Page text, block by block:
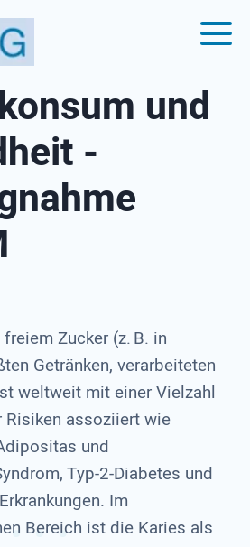
und
-
Zucker (z. B. in
Getränken, verarbeiteten
weltweit mit einer Vielzahl
assoziiert wie
und
Typ-2-Diabetes und
Im
Bereich ist die Karies als